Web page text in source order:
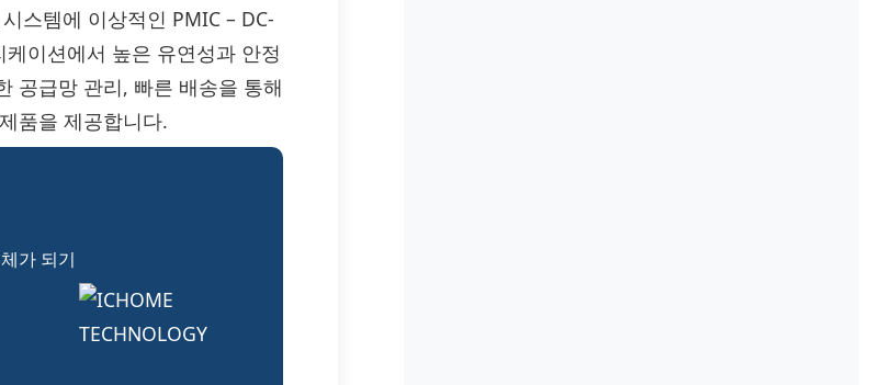
스템에 이상적인 PMIC – DC-
이션에서 높은 유연성과 안정
공급망 관리, 빠른 배송을 통해
품을 제공합니다.
가 되기